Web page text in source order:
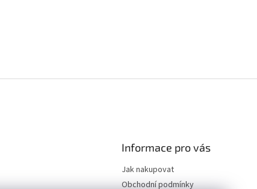
Informace pro vás
Jak nakupovat
Obchodní podmínky